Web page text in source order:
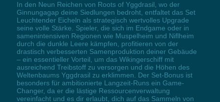
In den Neun Reichen von Roots of Yggdrasil, wo der
Ginnungagap deine Siedlungen bedroht, entfaltet das Set
Leuchtender Eicheln als strategisch wertvolles Upgrade
seine volle Stärke. Spieler, die sich im Endgame oder in
samenintensiven Regionen wie Muspelheim und Niflheim
durch die dunkle Leere kämpfen, profitieren von der
drastisch verbesserten Samenproduktion deiner Gebäude
– ein essentieller Vorteil, um das Wikingerschiff mit
ausreichend Treibstoff zu versorgen und die Höhen des
Weltenbaums Yggdrasil zu erklimmen. Der Set-Bonus ist
besonders für ambitionierte Langzeit-Runs ein Game-
Changer, da er die lästige Ressourcenverwaltung
vereinfacht und es dir erlaubt, dich auf das Sammeln von